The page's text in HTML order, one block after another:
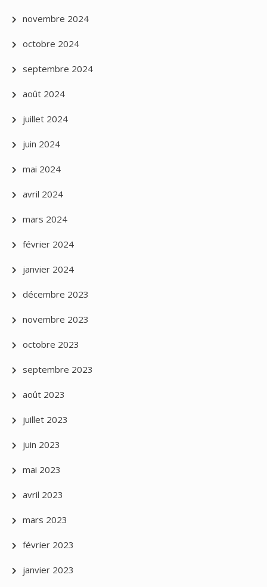
novembre 2024
octobre 2024
septembre 2024
août 2024
juillet 2024
juin 2024
mai 2024
avril 2024
mars 2024
février 2024
janvier 2024
décembre 2023
novembre 2023
octobre 2023
septembre 2023
août 2023
juillet 2023
juin 2023
mai 2023
avril 2023
mars 2023
février 2023
janvier 2023